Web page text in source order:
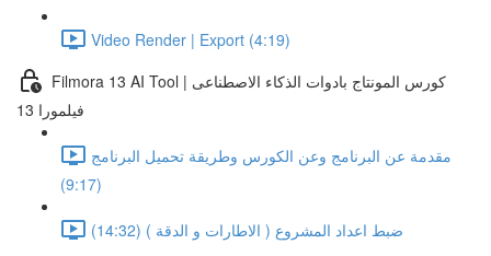
Video Render | Export (4:19)
Filmora 13 AI Tool | كورس المونتاج بادوات الذكاء الاصطناعى
فيلمورا 13
مقدمة عن البرنامج وعن الكورس وطريقة تحميل البرنامج
(9:17)
ضبط اعداد المشروع ( الاطارات و الدقة ) (14:32)